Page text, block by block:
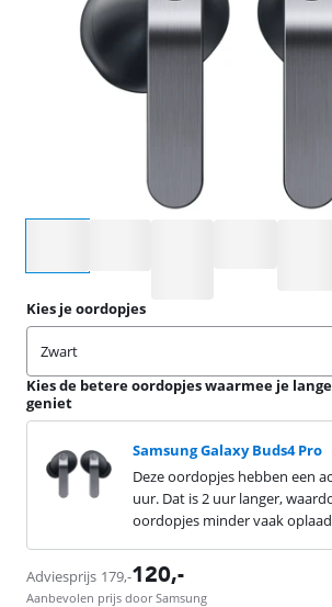
Kies je oordopjes
Zwart
Kies de betere oordopjes waarmee je
geniet
Samsung Galaxy Buds4 Pro
Deze oordopjes hebben een
uur. Dat is 2 uur langer,
oordopjes minder vaak
Adviesprijs 179,-120,-
Aanbevolen prijs door Samsung